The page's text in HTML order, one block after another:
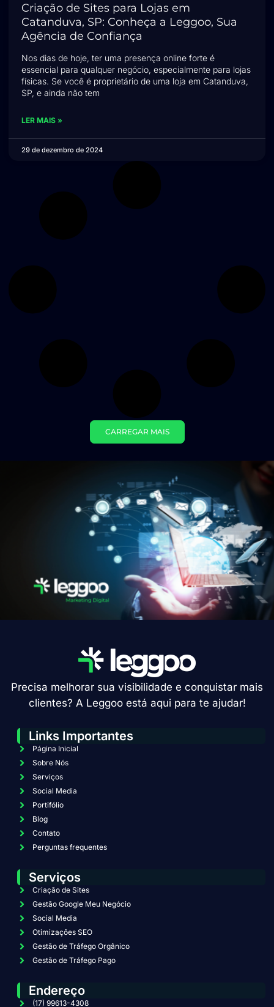
Criação de Sites para Lojas em
Catanduva, SP: Conheça a Leggoo, Sua
Agência de Confiança
Nos dias de hoje, ter uma presença online forte é
essencial para qualquer negócio, especialmente para lojas
físicas. Se você é proprietário de uma loja em Catanduva,
SP, e ainda não tem
LER MAIS »
29 de dezembro de 2024
CARREGAR MAIS
Precisa melhorar sua visibilidade e conquistar mais
clientes? A Leggoo está aqui para te ajudar!
Links Importantes
Página Inicial
Sobre Nós
Serviços
Social Media
Portifólio
Blog
Contato
Perguntas frequentes
Serviços
Criação de Sites
Gestão Google Meu Negócio
Social Media
Otimizações SEO
Gestão de Tráfego Orgânico
Gestão de Tráfego Pago
Endereço
(17) 99613-4308